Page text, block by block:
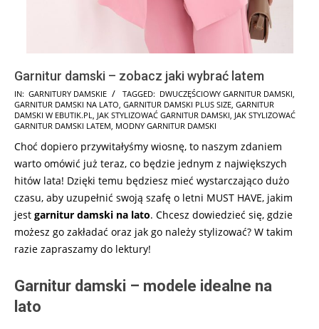
Garnitur damski – zobacz jaki wybrać latem
2026-
05-
14
IN: GARNITURY DAMSKIE TAGGED: DWUCZĘŚCIOWY GARNITUR DAMSKI,
GARNITUR DAMSKI NA LATO, GARNITUR DAMSKI PLUS SIZE, GARNITUR
DAMSKI W EBUTIK.PL, JAK STYLIZOWAĆ GARNITUR DAMSKI, JAK STYLIZOWAĆ
GARNITUR DAMSKI LATEM, MODNY GARNITUR DAMSKI
Choć dopiero przywitałyśmy wiosnę, to naszym zdaniem
warto omówić już teraz, co będzie jednym z największych
hitów lata! Dzięki temu będziesz mieć wystarczająco dużo
czasu, aby uzupełnić swoją szafę o letni MUST HAVE, jakim
jest garnitur damski na lato. Chcesz dowiedzieć się, gdzie
możesz go zakładać oraz jak go należy stylizować? W takim
razie zapraszamy do lektury!
Garnitur damski – modele idealne na
lato